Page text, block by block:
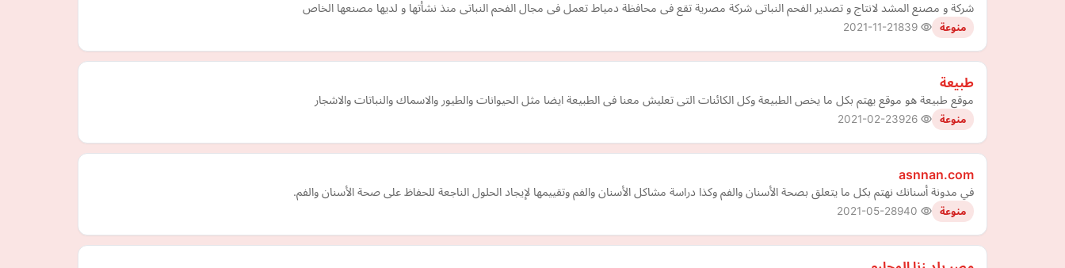
شركة و مصنع المشد لانتاج و تصدير الفحم النباتى شركة مصرية تقع فى محافظة دمياط تعمل فى مجال الفحم النباتى منذ نشأتها و لديها مصنعها الخاص
منوعة 2021-11-21
طبيعة
موقع طبيعة هو موقع يهتم بكل ما يخص الطبيعة وكل الكائنات التى تعليش معنا فى الطبيعة ايضا مثل الحيوانات والطيور والاسماك والنباتات والاشجار
منوعة 2021-02-23
asnnan.com
في مدونة أسنانك نهتم بكل ما يتعلق بصحة الأسنان والفم وكذا دراسة مشاكل الأسنان والفم وتقييمها لإيجاد الحلول الناجعة للحفاظ على صحة الأسنان والفم.
منوعة 2021-05-28